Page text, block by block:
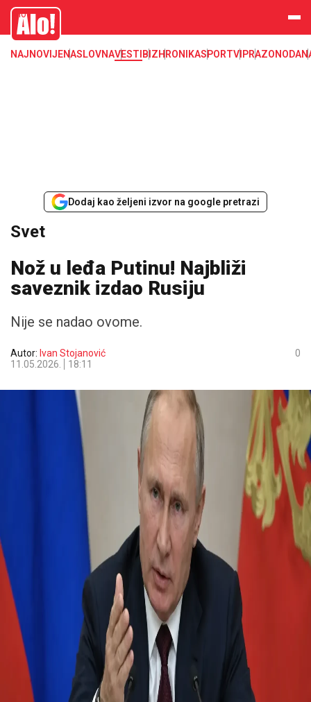
Svet, Ruske vesti, Planeta, Region
Alo
NAJNOVIJENASLOVNAVESTI BIZHRONIKASPORTVIPRAZONODA
Dodaj kao željeni izvor na google pretrazi
Svet
Nož u leđa Putinu! Najbliži
saveznik izdao Rusiju
Nije se nadao ovome.
Autor: Ivan Stojanović
11.05.2026.
18:11
0